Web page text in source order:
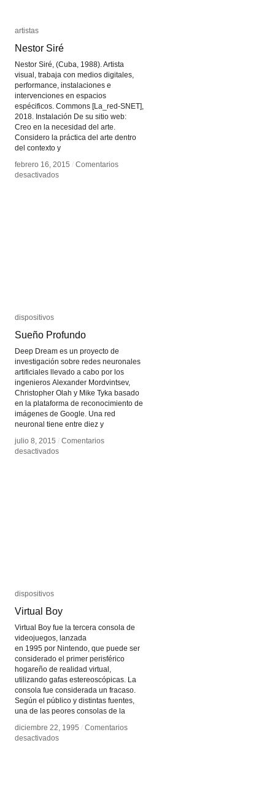
artistas
Nestor Siré
Nestor Siré, (Cuba, 1988). Artista
visual, trabaja con medios digitales,
performance, instalaciones e
intervenciones en espacios
espécificos. Commons [La_red-SNET],
2018. Instalación De su sitio web:
Creo en la necesidad del arte.
Considero la práctica del arte dentro
del contexto y
febrero 16, 2015 / Comentarios
desactivadosen
artistas
Nestor Siré
febrero 16, 2015 / Comentarios
desactivadosen
dispositivos
Sueño Profundo
Deep Dream es un proyecto de
investigación sobre redes neuronales
artificiales llevado a cabo por los
ingenieros Alexander Mordvintsev,
Christopher Olah y Mike Tyka basado
en la plataforma de reconocimiento de
imágenes de Google. Una red
neuronal tiene entre diez y
julio 8, 2015 / Comentarios
desactivadosen
dispositivos
Sueño Profundo
julio 8, 2015 / Comentarios
desactivadosen
dispositivos
Virtual Boy
Virtual Boy fue la tercera consola de
videojuegos, lanzada
en 1995 por Nintendo, que puede ser
considerado el primer perisférico
hogareño de realidad virtual,
utilizando gafas estereoscópicas. La
consola fue considerada un fracaso.
Según el público y distintas fuentes,
una de las peores consolas de la
diciembre 22, 1995 / Comentarios
desactivadosen
dispositivos
Virtual Boy
diciembre 22, 1995 / Comentarios
desactivadosen